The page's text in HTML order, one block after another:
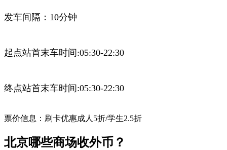
发车间隔：10分钟
起点站首末车时间:05:30-22:30
终点站首末车时间:05:30-22:30
票价信息：刷卡优惠成人5折/学生2.5折
北京哪些商场收外币？